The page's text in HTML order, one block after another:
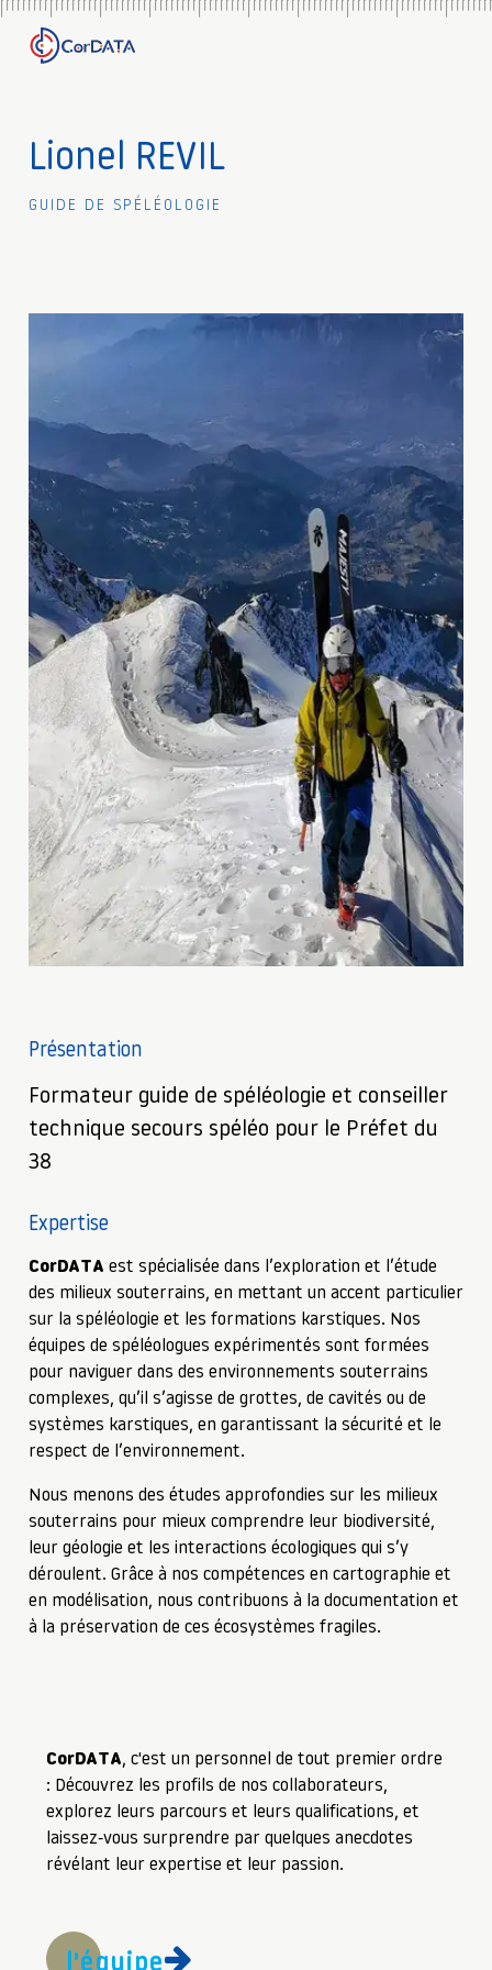
Lionel REVIL
Guide de spéléologie
Présentation
Formateur guide de spéléologie et conseiller
technique secours spéléo pour le Préfet du
38
Expertise
CorDATA est spécialisée dans l’exploration et l’étude
des milieux souterrains, en mettant un accent particulier
sur la spéléologie et les formations karstiques. Nos
équipes de spéléologues expérimentés sont formées
pour naviguer dans des environnements souterrains
complexes, qu’il s’agisse de grottes, de cavités ou de
systèmes karstiques, en garantissant la sécurité et le
respect de l’environnement.
Nous menons des études approfondies sur les milieux
souterrains pour mieux comprendre leur biodiversité,
leur géologie et les interactions écologiques qui s’y
déroulent. Grâce à nos compétences en cartographie et
en modélisation, nous contribuons à la documentation et
à la préservation de ces écosystèmes fragiles.
CorDATA, c'est un personnel de tout premier ordre
: Découvrez les profils de nos collaborateurs,
explorez leurs parcours et leurs qualifications, et
laissez-vous surprendre par quelques anecdotes
révélant leur expertise et leur passion.
l'équipe